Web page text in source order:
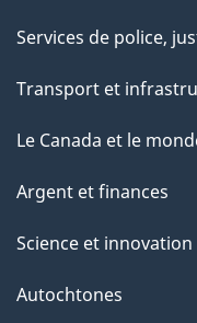
Services de police,
Transport et
Le Canada et le
Argent et finances
Science et innovation
Autochtones